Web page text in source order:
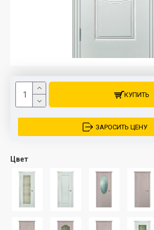
Цвет
КУПИТЬ
ЗАРОСИТЬ ЦЕНУ